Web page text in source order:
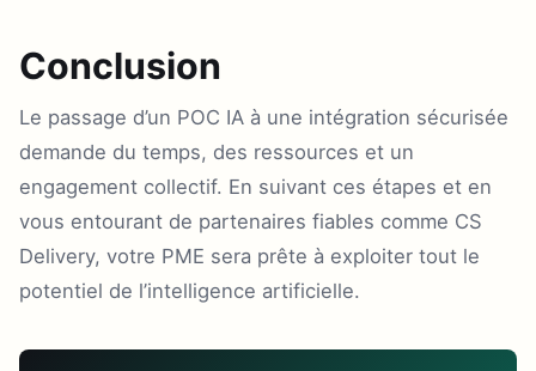
Conclusion
Le passage d’un POC IA à une intégration sécurisée
demande du temps, des ressources et un
engagement collectif. En suivant ces étapes et en
vous entourant de partenaires fiables comme CS
Delivery, votre PME sera prête à exploiter tout le
potentiel de l’intelligence artificielle.